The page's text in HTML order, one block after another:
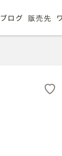
ブログ 販売先